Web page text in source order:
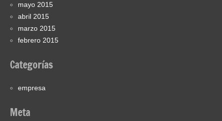
mayo 2015
abril 2015
marzo 2015
febrero 2015
Categorías
empresa
Meta